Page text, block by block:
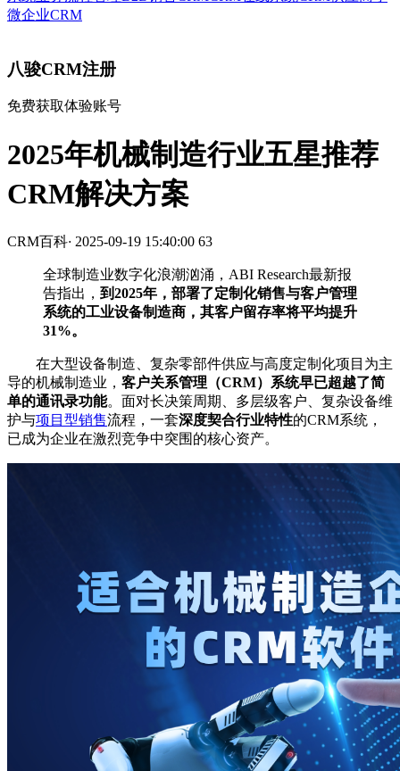
微企业CRM
八骏CRM注册
免费获取体验账号
2025年机械制造行业五星推荐
CRM解决方案
CRM百科· 2025-09-19 15:40:00 63
全球制造业数字化浪潮汹涌，ABI Research最新报
告指出， 到2025年，部署了定制化销售与客户管理
系统的工业设备制造商，其客户留存率将平均提升
31%。
在大型设备制造、复杂零部件供应与高度定制化项目为主
导的机械制造业， 客户关系管理（CRM）系统早已超越了简
单的通讯录功能。面对长决策周期、多层级客户、复杂设备维
护与项目型销售流程，一套深度契合行业特性的CRM系统，
已成为企业在激烈竞争中突围的核心资产。